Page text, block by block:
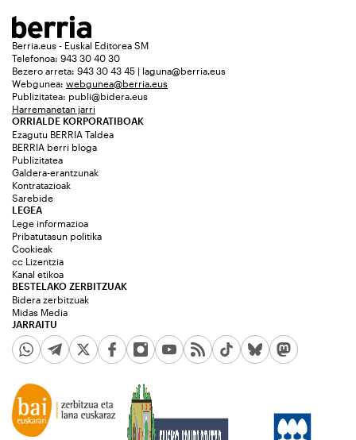
Berria.eus - Euskal Editorea SM
Telefonoa: 943 30 40 30
Bezero arreta: 943 30 43 45 | laguna@berria.eus
Webgunea: webgunea@berria.eus
Publizitatea: publi@bidera.eus
Harremanetan jarri
ORRIALDE KORPORATIBOAK
Ezagutu BERRIA Taldea
BERRIA berri bloga
Publizitatea
Galdera-erantzunak
Kontratazioak
Sarebide
JARRAITU
LEGEA
Lege informazioa
Pribatutasun politika
Cookieak
cc Lizentzia
Kanal etikoa
BESTELAKO ZERBITZUAK
Bidera zerbitzuak
Midas Media